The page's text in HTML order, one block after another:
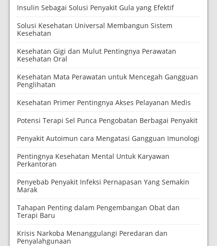
Insulin Sebagai Solusi Penyakit Gula yang Efektif
Solusi Kesehatan Universal Membangun Sistem
Kesehatan
Kesehatan Gigi dan Mulut Pentingnya Perawatan
Kesehatan Oral
Kesehatan Mata Perawatan untuk Mencegah Gangguan
Penglihatan
Kesehatan Primer Pentingnya Akses Pelayanan Medis
Potensi Terapi Sel Punca Pengobatan Berbagai Penyakit
Penyakit Autoimun cara Mengatasi Gangguan Imunologi
Pentingnya Kesehatan Mental Untuk Karyawan
Perkantoran
Penyebab Penyakit Infeksi Pernapasan Yang Semakin
Marak
Tahapan Penting dalam Pengembangan Obat dan
Terapi Baru
Krisis Narkoba Menanggulangi Peredaran dan
Penyalahgunaan